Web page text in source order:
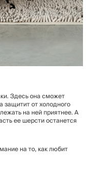
Здесь она сможет
защитит от холодного
на ней приятнее. А
ее шерсти останется
на то, как любит